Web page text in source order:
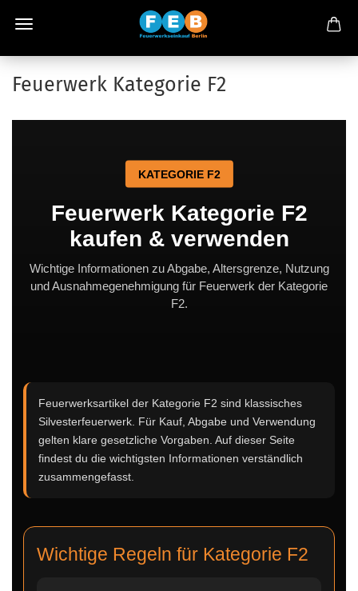
Feuerwerk Kategorie F2
KATEGORIE F2
Feuerwerk Kategorie F2
kaufen & verwenden
Wichtige Informationen zu Abgabe, Altersgrenze, Nutzung
und Ausnahmegenehmigung für Feuerwerk der Kategorie
F2.
Feuerwerksartikel der Kategorie F2 sind klassisches
Silvesterfeuerwerk. Für Kauf, Abgabe und Verwendung
gelten klare gesetzliche Vorgaben. Auf dieser Seite
findest du die wichtigsten Informationen verständlich
zusammengefasst.
Wichtige Regeln für Kategorie F2